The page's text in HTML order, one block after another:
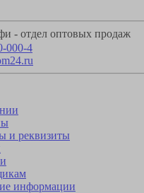
- отдел оптовых продаж
000-4
и реквизиты
информации